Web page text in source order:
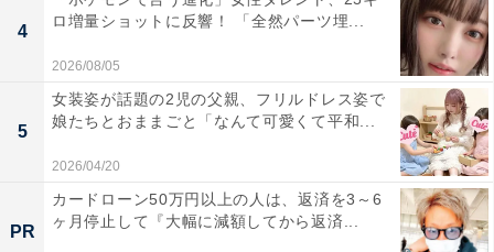
4
ロ増量ショットに反響！ 「全然パーツ埋...
2026/08/05
5
女装姿が話題の2児の父親、フリルドレス姿で
娘たちとおままごと「なんて可愛くて平和...
2026/04/20
PR
カードローン50万円以上の人は、返済を3～6
ヶ月停止して『大幅に減額してから返済...